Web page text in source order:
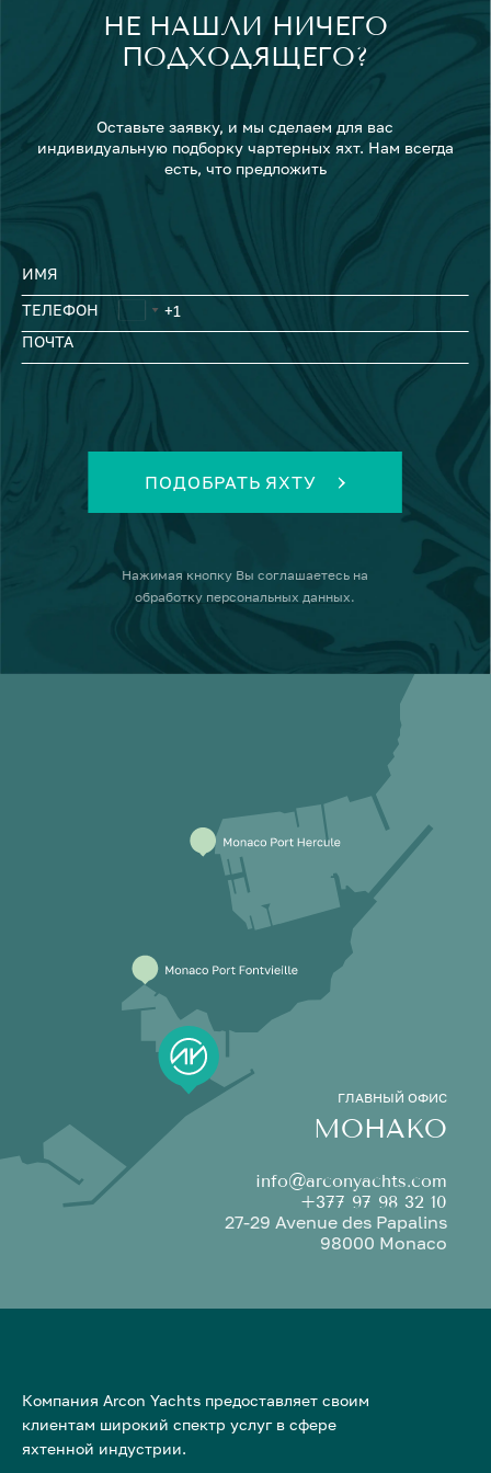
НЕ НАШЛИ НИЧЕГО
ПОДХОДЯЩЕГО?
Оставьте заявку, и мы сделаем для вас
индивидуальную подборку чартерных яхт. Нам всегда
есть, что предложить
ИМЯ
ТЕЛЕФОН
ПОЧТА
ПОДОБРАТЬ ЯХТУ
Нажимая кнопку Вы соглашаетесь на
обработку персональных данных.
ГЛАВНЫЙ ОФИС
МОНАКО
info@arconyachts.com
+377 97 98 32 10
27-29 Avenue des Papalins
98000 Monaco
Компания Arcon Yachts предоставляет своим
клиентам широкий спектр услуг в сфере
яхтенной индустрии.